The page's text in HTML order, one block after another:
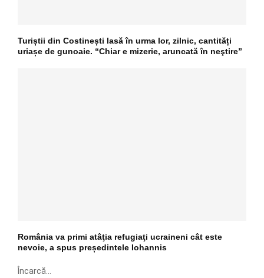
Turiștii din Costinești lasă în urma lor, zilnic, cantități
uriașe de gunoaie. “Chiar e mizerie, aruncată în neştire”
România va primi atâţia refugiaţi ucraineni cât este
nevoie, a spus președintele Iohannis
Încarcă...